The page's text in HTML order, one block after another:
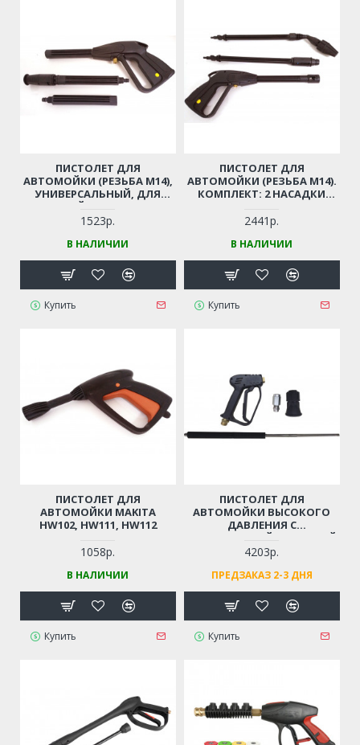
ПИСТОЛЕТ ДЛЯ
АВТОМОЙКИ (РЕЗЬБА М14),
УНИВЕРСАЛЬНЫЙ, ДЛЯ
КИТАЙСКИХ МОЕК
1523р.
В НАЛИЧИИ
Купить
ПИСТОЛЕТ ДЛЯ
АВТОМОЙКИ (РЕЗЬБА М14).
КОМПЛЕКТ: 2 НАСАДКИ
М14)
2441р.
В НАЛИЧИИ
Купить
ПИСТОЛЕТ ДЛЯ
АВТОМОЙКИ MAKITA
HW102, HW111, HW112
1058р.
В НАЛИЧИИ
Купить
ПИСТОЛЕТ ДЛЯ
АВТОМОЙКИ ВЫСОКОГО
ДАВЛЕНИЯ С
НЕРЖАВЕЮЩЕЙ СТАЛЬНОЙ
ТРУБОЙ
(ПРОФЕССИОНАЛЬНЫЙ,
РЕЗЬБА М14)
4203р.
ПРЕДЗАКАЗ 2-3 ДНЯ
Купить